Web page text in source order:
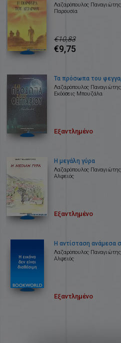
Λαζαρόπουλος
Παρουσία
€10,83
€9,75
Τα πρόσωπα του
Λαζαρόπουλος
Εκδόσεις Μπουζάλα
Εξαντλημένο
Η μεγάλη γύρα
Λαζαρόπουλος
Αλφειός
Εξαντλημένο
Η αντίσταση ανάμεσα
Λαζαρόπουλος
Αλφειός
Εξαντλημένο